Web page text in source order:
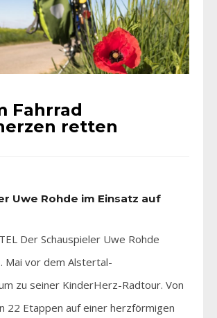
Fahrrad
retten
Uwe Rohde im Einsatz auf
Der Schauspieler Uwe Rohde
Mai vor dem Alstertal-
zu seiner KinderHerz-Radtour. Von
22 Etappen auf einer herzförmigen